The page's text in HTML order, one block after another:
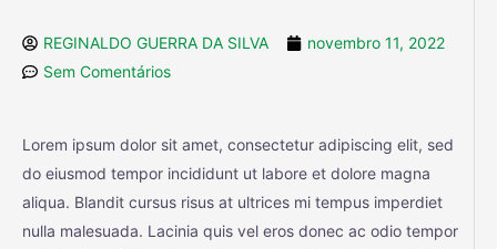
REGINALDO GUERRA DA SILVA
novembro 11, 2022
Sem Comentários
Lorem ipsum dolor sit amet, consectetur adipiscing elit, sed
do eiusmod tempor incididunt ut labore et dolore magna
aliqua. Blandit cursus risus at ultrices mi tempus imperdiet
nulla malesuada. Lacinia quis vel eros donec ac odio tempor